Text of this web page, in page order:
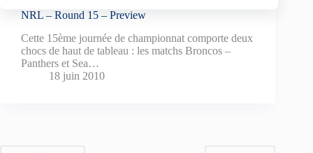
NRL – Round 15 – Preview
Cette 15ème journée de championnat comporte deux
chocs de haut de tableau : les matchs Broncos –
Panthers et Sea…
18 juin 2010